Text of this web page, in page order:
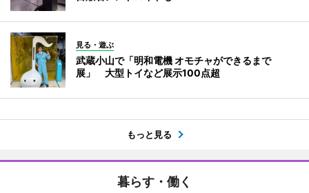
見る・遊ぶ
武蔵小山で「明和電機 オモチャができるまで
展」 大型トイなど展示100点超
もっと見る
暮らす・働く